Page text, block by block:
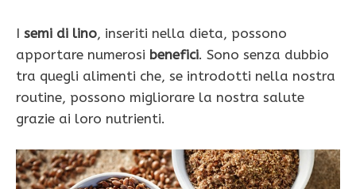
I semi di lino, inseriti nella dieta, possono
apportare numerosi benefici. Sono senza dubbio
tra quegli alimenti che, se introdotti nella nostra
routine, possono migliorare la nostra salute
grazie ai loro nutrienti.